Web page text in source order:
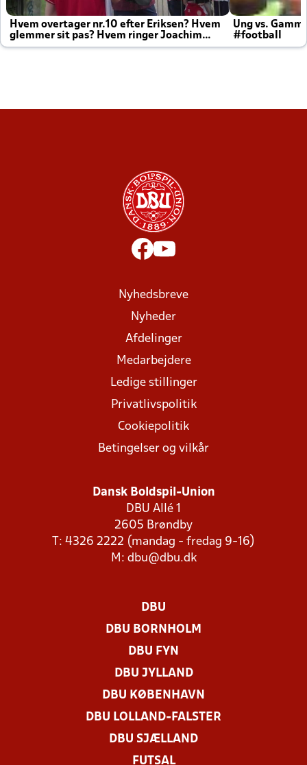
Hvem overtager nr.10 efter Eriksen? Hvem
glemmer sit pas? Hvem ringer Joachim
altid til efter kampe?
Ung vs.
#football
Nyhedsbreve
Nyheder
Afdelinger
Medarbejdere
Ledige stillinger
Privatlivspolitik
Cookiepolitik
Betingelser og vilkår
Dansk Boldspil-Union
DBU Allé 1
2605 Brøndby
T: 4326 2222 (mandag - fredag 9-16)
M: dbu@dbu.dk
DBU
DBU BORNHOLM
DBU FYN
DBU JYLLAND
DBU KØBENHAVN
DBU LOLLAND-FALSTER
DBU SJÆLLAND
FUTSAL